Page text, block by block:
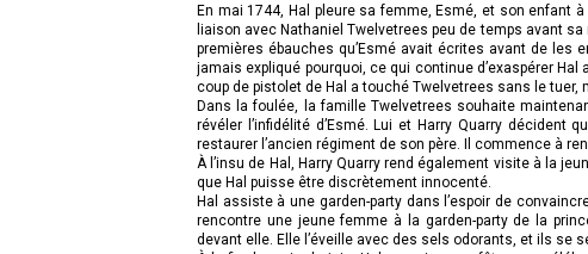
En mai 1744, Hal pleure sa femme, Esmé, et son enfant
liaison avec Nathaniel Twelvetrees peu de temps avant
premières ébauches qu’Esmé avait écrites avant de les
jamais expliqué pourquoi, ce qui continue d’exaspérer
coup de pistolet de Hal a touché Twelvetrees sans le
Dans la foulée, la famille Twelvetrees souhaite
révéler l’infidélité d’Esmé. Lui et Harry Quarry
restaurer l’ancien régiment de son père. Il commence à
À l’insu de Hal, Harry Quarry rend également visite à la
que Hal puisse être discrètement innocenté.
Hal assiste à une garden-party dans l’espoir de
rencontre une jeune femme à la garden-party de la
devant elle. Elle l’éveille avec des sels odorants, et ils se